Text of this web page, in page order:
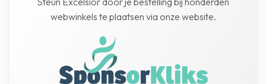
webwinkels te plaatsen via onze website.